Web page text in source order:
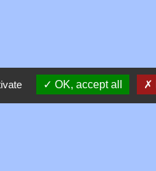
Contacts
OK, accept all